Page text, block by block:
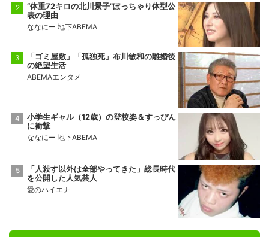
“体重72キロの北川景子”ぽっちゃり体型公
表の理由
ななにー 地下ABEMA
「ゴミ屋敷」「孤独死」布川敏和の離婚後
の絶望生活
ABEMAエンタメ
小学生ギャル（12歳）の登校姿＆すっぴん
に衝撃
ななにー 地下ABEMA
「人殺す以外は全部やってきた」総長時代
を公開した人気芸人
愛のハイエナ